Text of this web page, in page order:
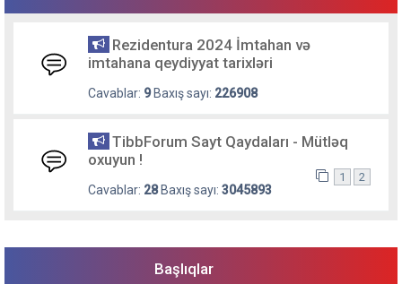
Rezidentura 2024 İmtahan və
imtahana qeydiyyat tarixləri
Cavablar: 9Baxış sayı: 226908
TibbForum Sayt Qaydaları - Mütləq
oxuyun !
Cavablar: 28Baxış sayı: 3045893
1 2
Başlıqlar